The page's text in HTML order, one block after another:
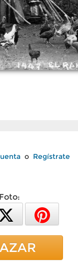
o Regístrate